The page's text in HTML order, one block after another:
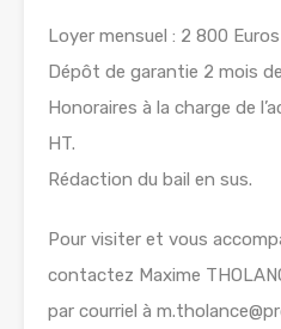
Loyer mensuel : 2 800
Dépôt de garantie 2 mois
Honoraires à la charge de
HT.
Rédaction du bail en sus.
Pour visiter et vous
contactez Maxime
par courriel à